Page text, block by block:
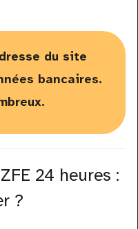
du site
bancaires.
24 heures :
?